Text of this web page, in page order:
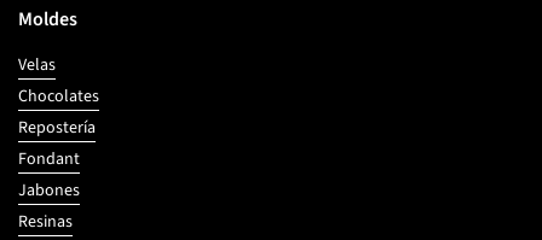
Moldes
Velas
Chocolates
Repostería
Fondant
Jabones
Resinas